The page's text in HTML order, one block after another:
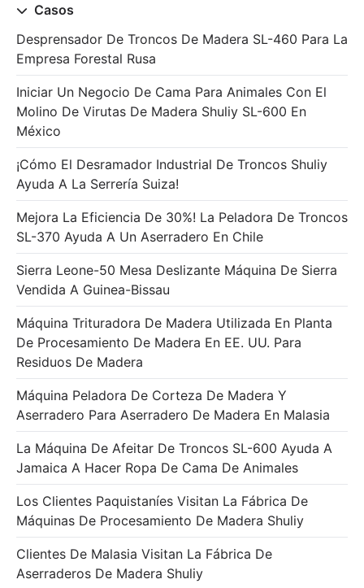
Casos
Desprensador De Troncos De Madera SL-460 Para La
Empresa Forestal Rusa
Iniciar Un Negocio De Cama Para Animales Con El
Molino De Virutas De Madera Shuliy SL-600 En
México
¡Cómo El Desramador Industrial De Troncos Shuliy
Ayuda A La Serrería Suiza!
Mejora La Eficiencia De 30%! La Peladora De Troncos
SL-370 Ayuda A Un Aserradero En Chile
Sierra Leone-50 Mesa Deslizante Máquina De Sierra
Vendida A Guinea-Bissau
Máquina Trituradora De Madera Utilizada En Planta
De Procesamiento De Madera En EE. UU. Para
Residuos De Madera
Máquina Peladora De Corteza De Madera Y
Aserradero Para Aserradero De Madera En Malasia
La Máquina De Afeitar De Troncos SL-600 Ayuda A
Jamaica A Hacer Ropa De Cama De Animales
Los Clientes Paquistaníes Visitan La Fábrica De
Máquinas De Procesamiento De Madera Shuliy
Clientes De Malasia Visitan La Fábrica De
Aserraderos De Madera Shuliy